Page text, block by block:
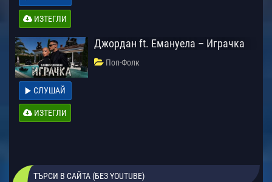
ИЗТЕГЛИ
Джордан ft. Емануела – Играчка
Поп-Фолк
СЛУШАЙ
ИЗТЕГЛИ
ТЪРСИ В САЙТА (БЕЗ YOUTUBE)